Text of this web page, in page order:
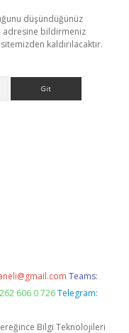
düşündüğünüz
adresine bildirmeniz
kaldırılacaktır.
Teams:
606 0 726 Telegram:
Bilgi Teknolojileri